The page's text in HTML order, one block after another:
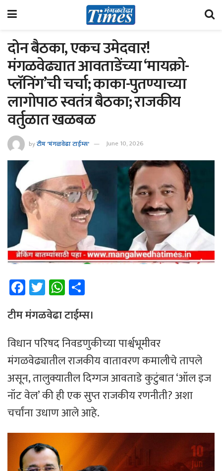
दोन बैठका, एकच उमेदवार!
मंगळवेढ्यात आवताडेंच्या ‘मायक्रो-
प्लॅनिंग’ची चर्चा; काका-पुतण्याच्या
लागोपाठ स्वतंत्र बैठका; राजकीय
वर्तुळात खळबळ
byटीम 'मंगळवेढा टाईम्स' June 10, 2026
Fa
ce
b
o
ok
T
wi
tt
er
W
h
at
sA
p
p
e
टीम ​मंगळवेढा टाईम्स।
विधान परिषद निवडणुकीच्या पार्श्वभूमीवर
मंगळवेढ्यातील राजकीय वातावरण कमालीचे तापले
असून, तालुक्यातील दिग्गज आवताडे कुटुंबात ‘ऑल इज
नॉट वेल’ की ही एक सुप्त राजकीय रणनीती? अशा
चर्चांना उधाण आले आहे.